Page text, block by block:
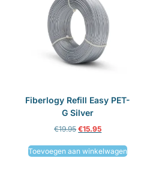
Fiberlogy Refill Easy PET-
G Silver
€19.95 €15.95
Toevoegen aan winkelwagen